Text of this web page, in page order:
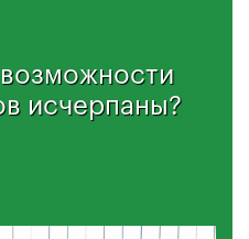
исчерпаны?